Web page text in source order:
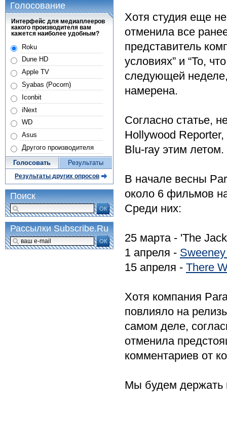
Хотя студия еще
отменила все
представитель
условиях” и “То,
следующей
намерена.
Согласно статье,
Hollywood
Blu-ray этим летом.
В начале весны
около 6 фильмов
Среди них:
25 марта - 'The
1 апреля -
15 апреля - There
Хотя компания
повлияло на
самом деле,
отменила
комментариев от
Мы будем держать
Голосование
Интерфейс для медиаплееров
какого производителя вам
кажется наиболее удобным?
Roku
Dune HD
Apple TV
Syabas (Pocorn)
Iconbit
iNext
WD
Asus
Другого производителя
Голосовать Результаты
Результаты других опросов
Поиск
ОК
Рассылки Subscribe.Ru
ОК